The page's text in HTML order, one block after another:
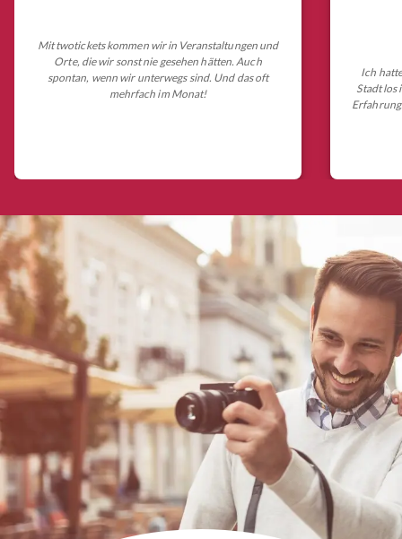
Mit twotickets kommen wir in Veranstaltungen und
Orte, die wir sonst nie gesehen hätten. Auch
spontan, wenn wir unterwegs sind. Und das oft
mehrfach im Monat!
Ich
Stadt los